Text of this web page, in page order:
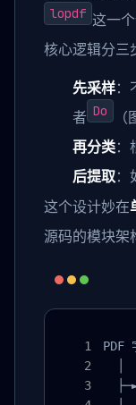
lopdf 这一
核心逻辑分三
先采样：
者 Do
再分类：
后提取：
这个设计妙在
源码的模块架
PDF